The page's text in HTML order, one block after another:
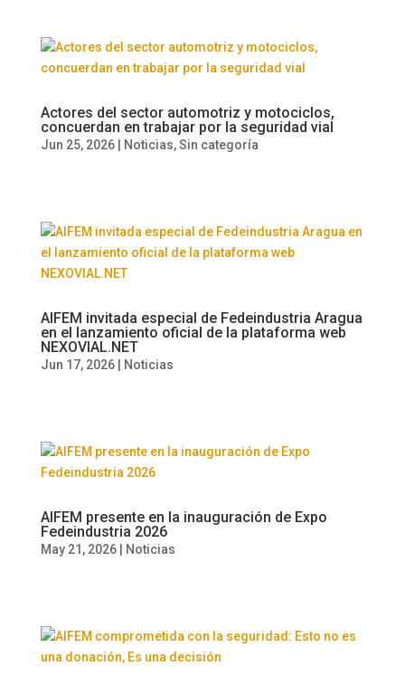
Actores del sector automotriz y motociclos,
concuerdan en trabajar por la seguridad vial
Jun 25, 2026| Noticias,Sin categoría
AIFEM invitada especial de Fedeindustria Aragua
en el lanzamiento oficial de la plataforma web
NEXOVIAL.NET
Jun 17, 2026| Noticias
AIFEM presente en la inauguración de Expo
Fedeindustria 2026
May 21, 2026| Noticias